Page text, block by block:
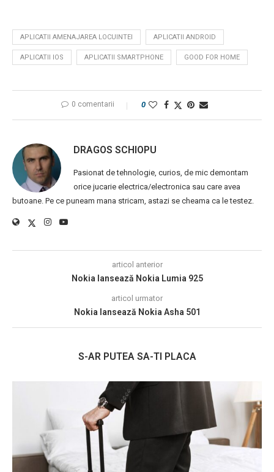
APLICATII AMENAJAREA LOCUINTEI APLICATII ANDROID
APLICATII IOS APLICATII SMARTPHONE GOOD FOR HOME
0 comentarii 0
DRAGOS SCHIOPU
Pasionat de tehnologie, curios, de mic demontam
orice jucarie electrica/electronica sau care avea
butoane. Pe ce puneam mana stricam, astazi se cheama ca le testez.
articol anterior
Nokia lansează Nokia Lumia 925
articol urmator
Nokia lansează Nokia Asha 501
S-AR PUTEA SA-TI PLACA